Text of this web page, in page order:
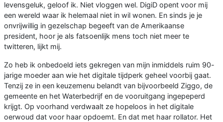
levensgeluk, geloof ik. Niet vloggen wel. DigiD opent voor mij
een wereld waar ik helemaal niet in wil wonen. En sinds je je
onvrijwillig in gezelschap begeeft van de Amerikaanse
president, hoor je als fatsoenlijk mens toch niet meer te
twitteren, lijkt mij.
Zo heb ik onbedoeld iets gekregen van mijn inmiddels ruim 90-
jarige moeder aan wie het digitale tijdperk geheel voorbij gaat.
Tenzij ze in een keuzemenu belandt van bijvoorbeeld Ziggo, de
gemeente en het Waterbedrijf en de vooruitgang ingepeperd
krijgt. Op voorhand verdwaalt ze hopeloos in het digitale
oerwoud dat voor haar opdoemt. En dat met haar rollator. Het